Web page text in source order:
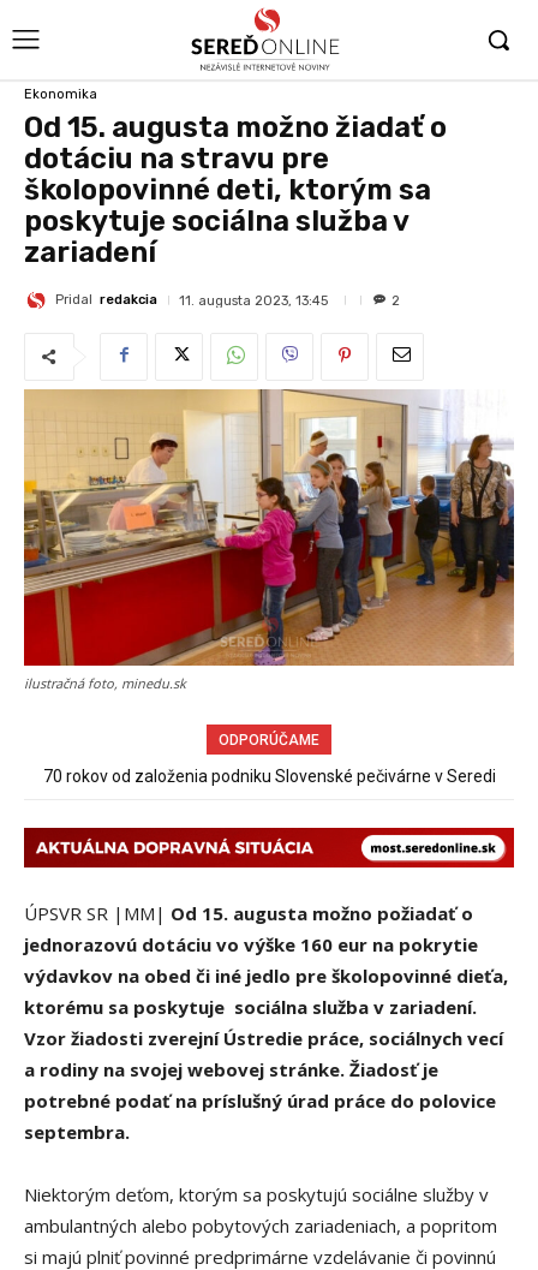
Ekonomika
Od 15. augusta možno žiadať o
dotáciu na stravu pre
školopovinné deti, ktorým sa
poskytuje sociálna služba v
zariadení
Pridal redakcia 11. augusta 2023, 13:45 2
ilustračná foto, minedu.sk
ODPORÚČAME
Sereď niekedy bola mestom s výborným napojením na
ÚPSVR SR |MM| Od 15. augusta možno požiadať o
jednorazovú dotáciu vo výške 160 eur na pokrytie
výdavkov na obed či iné jedlo pre školopovinné dieťa,
ktorému sa poskytuje sociálna služba v zariadení.
Vzor žiadosti zverejní Ústredie práce, sociálnych vecí
a rodiny na svojej webovej stránke. Žiadosť je
potrebné podať na príslušný úrad práce do polovice
septembra.
Niektorým deťom, ktorým sa poskytujú sociálne služby v
ambulantných alebo pobytových zariadeniach, a popritom
si majú plniť povinné predprimárne vzdelávanie či povinnú